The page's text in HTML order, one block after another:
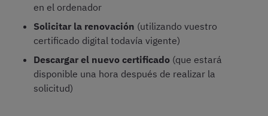
en el ordenador
Solicitar la renovación (utilizando vuestro
certificado digital todavía vigente)
Descargar el nuevo certificado (que estará
disponible una hora después de realizar la
solicitud)